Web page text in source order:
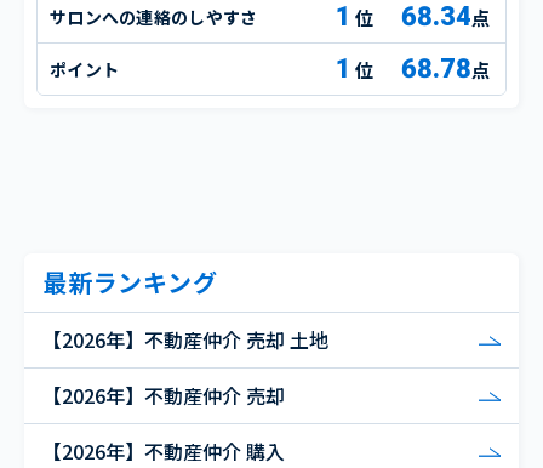
サロンへの連絡のしやすさ 1 68.34点
ポイント 1 68.78点
最新ランキング
【2026年】不動産仲介 売却 土地
【2026年】不動産仲介 売却
【2026年】不動産仲介 購入